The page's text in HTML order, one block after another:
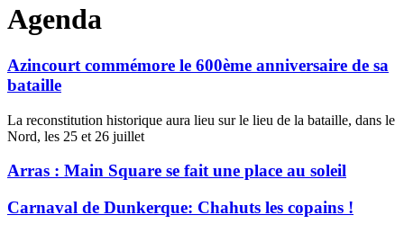
Agenda
Azincourt commémore le 600ème anniversaire de sa
bataille
La reconstitution historique aura lieu sur le lieu de la bataille, dans le
Nord, les 25 et 26 juillet
Arras : Main Square se fait une place au soleil
Carnaval de Dunkerque: Chahuts les copains !